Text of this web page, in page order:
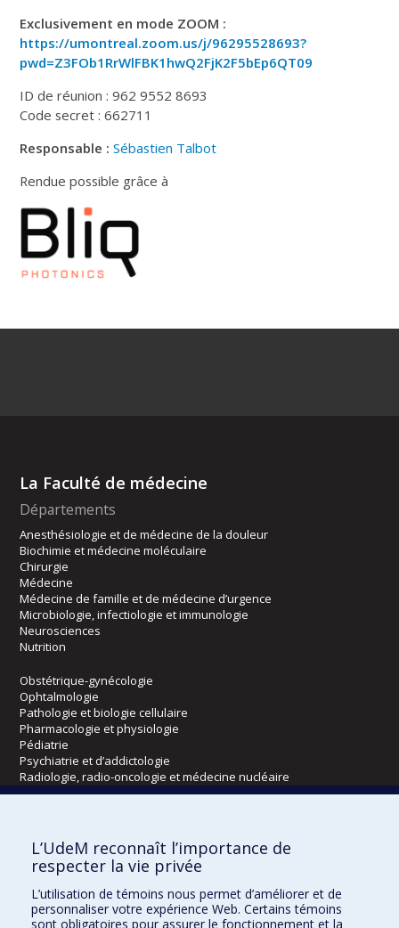
Exclusivement en mode ZOOM :
https://umontreal.zoom.us/j/96295528693?
pwd=Z3FOb1RrWlFBK1hwQ2FjK2F5bEp6QT09
ID de réunion : 962 9552 8693
Code secret : 662711
Responsable :Sébastien Talbot
Rendue possible grâce à
La Faculté de médecine
Départements
Anesthésiologie et de médecine de la douleur
Biochimie et médecine moléculaire
Chirurgie
Médecine
Médecine de famille et de médecine d’urgence
Microbiologie, infectiologie et immunologie
Neurosciences
Nutrition
Obstétrique-gynécologie
Ophtalmologie
Pathologie et biologie cellulaire
Pharmacologie et physiologie
Pédiatrie
Psychiatrie et d’addictologie
Radiologie, radio-oncologie et médecine nucléaire
Écoles
Kinésiologie et des sciences de l’activité physique
Orthophonie et audiologie
Réadaptation
L’UdeM reconnaît l’importance de
respecter la vie privée
L’utilisation de témoins nous permet d’améliorer et de
personnaliser votre expérience Web. Certains témoins
sont obligatoires pour assurer le fonctionnement et la